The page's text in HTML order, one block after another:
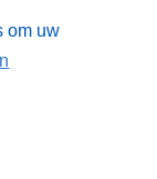
om uw